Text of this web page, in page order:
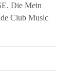
Die Mein
Club Music